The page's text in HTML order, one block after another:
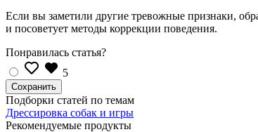
Если вы заметили другие тревожные признаки,
и посоветует методы коррекции поведения.
Понравилась статья?
5
Подборки статей по темам
Дрессировка собак и игры
Рекомендуемые продукты